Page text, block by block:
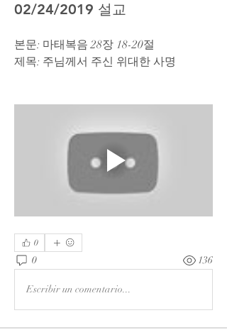
02/24/2019 설교
본문: 마태복음 28장 18-20절
제목: 주님께서 주신 위대한 사명
0
0 136
Escribir un comentario...